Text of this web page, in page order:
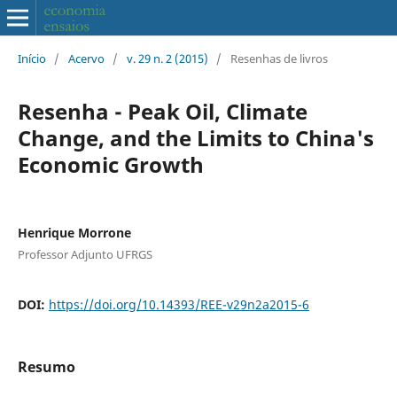
Início / Acervo / v. 29 n. 2 (2015) / Resenhas de livros
Resenha - Peak Oil, Climate
Change, and the Limits to China's
Economic Growth
Henrique Morrone
Professor Adjunto UFRGS
DOI: https://doi.org/10.14393/REE-v29n2a2015-6
Resumo